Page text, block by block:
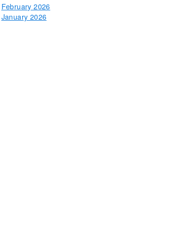
February 2026
January 2026